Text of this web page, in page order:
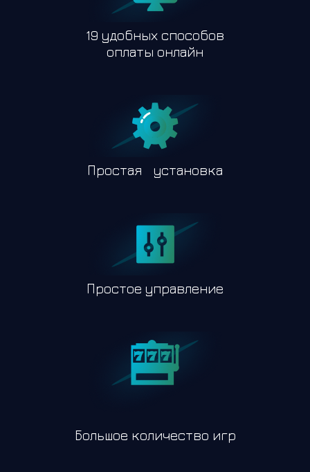
19 удобных способов
оплаты онлайн
Простая установка
Простое управление
Большое количество игр